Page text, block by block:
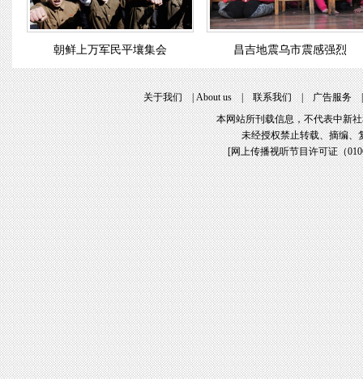
朝鲜上万军民平壤集会 昌吉地震乌市震感强烈
关于我们|About us|联系我们|广告服务
本网站所刊载信息，不代表中新
未经授权禁止转载、摘编、
[网上传播视听节目许可证（